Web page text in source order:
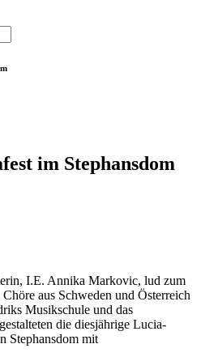
im Stephansdom
I.E. Annika Markovic, lud zum
aus Schweden und Österreich
Musikschule und das
die diesjährige Lucia-
Stephansdom mit